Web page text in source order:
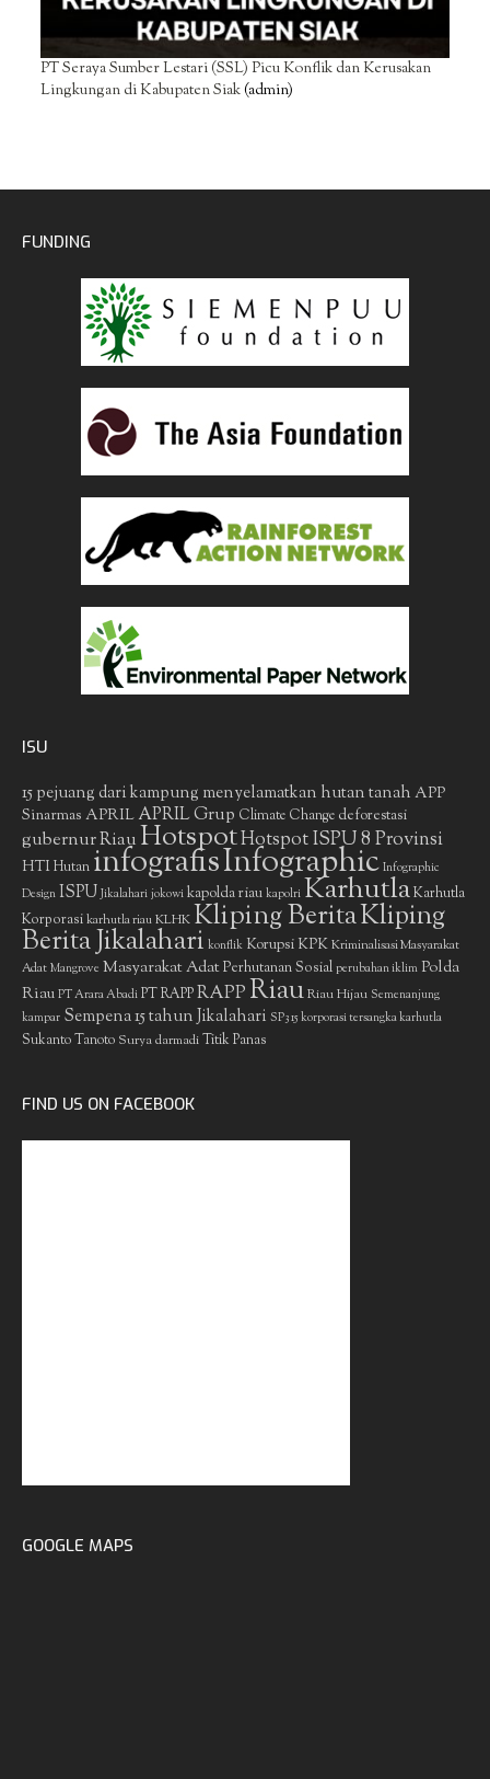
PT Seraya Sumber Lestari (SSL) Picu Konflik dan Kerusakan
Lingkungan di Kabupaten Siak(admin)
FUNDING
ISU
15 pejuang dari kampung menyelamatkan hutan tanah APP
Sinarmas APRIL APRIL Grup Climate Change deforestasi
gubernur RiauHotspotHotspot ISPU 8 Provinsi
HTIHutan infografisInfographic Infographic
Design ISPU Jikalahari jokowi kapolda riau kapolri KarhutlaKarhutla
Korporasikarhutla riauKLHKKliping BeritaKliping
Berita Jikalahari konflik Korupsi KPKKriminalisasi Masyarakat
Adat Mangrove Masyarakat AdatPerhutanan Sosial perubahan iklim Polda
Riau PT Arara Abadi PT RAPPRAPPRiauRiau Hijau Semenanjung
kampar Sempena 15 tahun Jikalahari SP3 15 korporasi tersangka karhutla
Sukanto Tanoto Surya darmadiTitik Panas
FIND US ON FACEBOOK
GOOGLE MAPS